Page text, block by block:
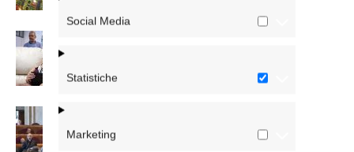
Social Media
Statistiche
Marketingcardinale Reina in Campidoglio